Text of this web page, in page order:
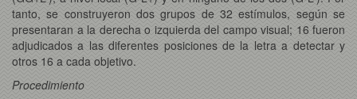
tanto, se construyeron dos grupos de 32 estímulos, según se
presentaran a la derecha o izquierda del campo visual; 16 fueron
adjudicados a las diferentes posiciones de la letra a detectar y
otros 16 a cada objetivo.
Procedimiento